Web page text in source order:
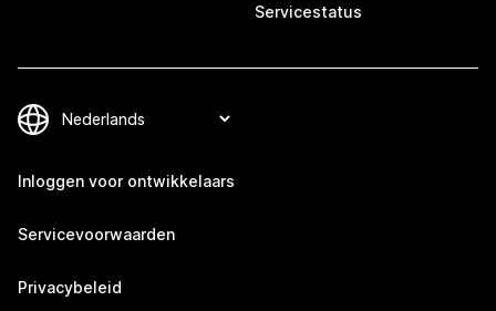
Servicestatus
Inloggen voor ontwikkelaars
Servicevoorwaarden
Privacybeleid